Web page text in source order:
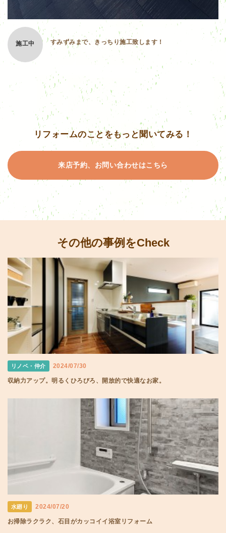
施工中 すみずみまで、きっちり施工致します！
リフォームのことをもっと聞いてみる！
来店予約、お問い合わせはこちら
その他の事例をCheck
リノベ・仲介 2024/07/30
収納力アップ。明るくひろびろ、開放的で快適なお家。
水廻り 2024/07/20
お掃除ラクラク、石目がカッコイイ浴室リフォーム